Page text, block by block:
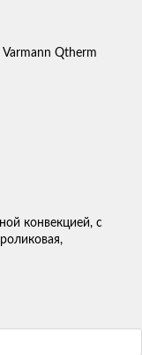
конвекцией, с